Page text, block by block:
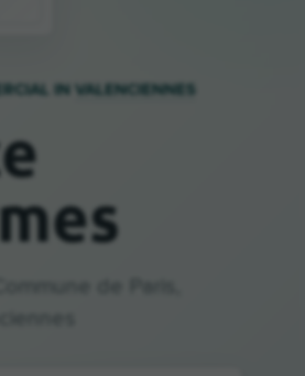
IN VALENCIENNES